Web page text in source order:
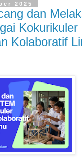
2025
dan
Kokurikuler
Kolaboratif